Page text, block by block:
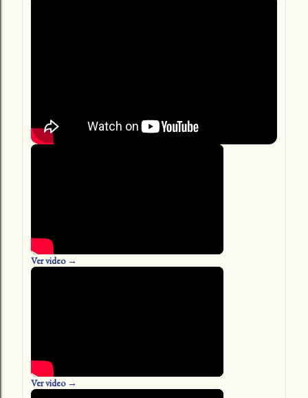
Ver video →
Ver video →